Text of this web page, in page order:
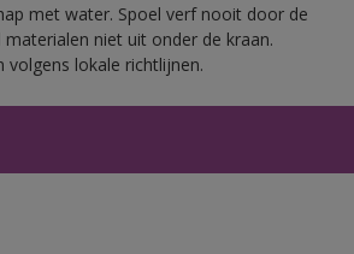
met water. Spoel verf nooit door de
niet uit onder de kraan.
volgens lokale richtlijnen.